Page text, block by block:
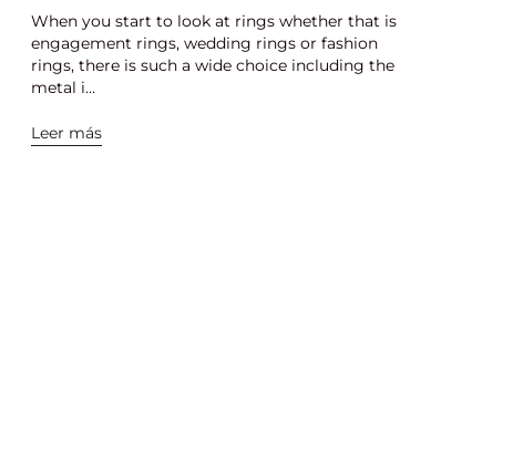
When you start to look at rings whether that is
engagement rings, wedding rings or fashion
rings, there is such a wide choice including the
metal i...
Leer más